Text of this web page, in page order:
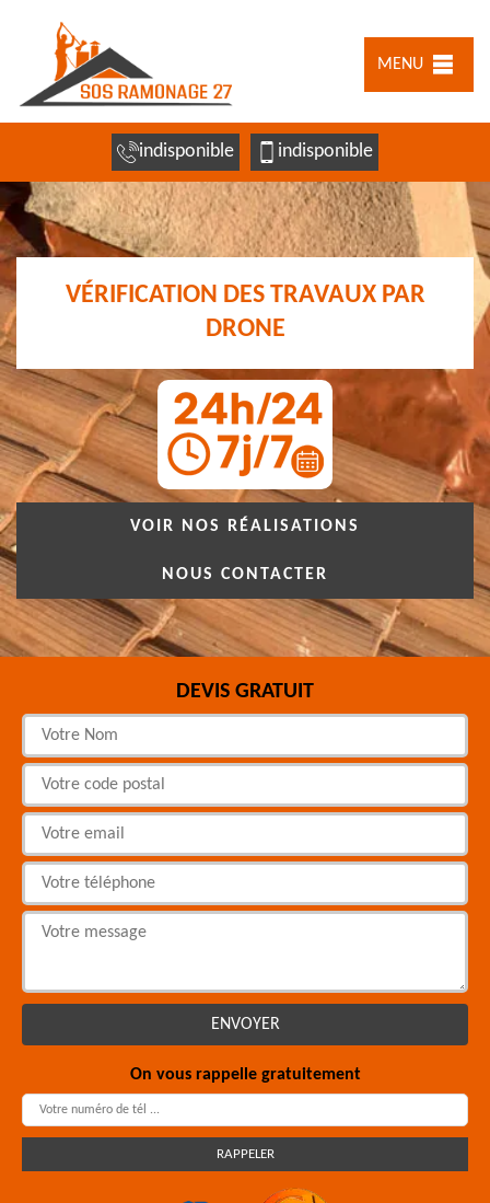
MENU
indisponible indisponible
VÉRIFICATION DES TRAVAUX PAR
DRONE
VOIR NOS RÉALISATIONS
NOUS CONTACTER
DEVIS GRATUIT
On vous rappelle gratuitement